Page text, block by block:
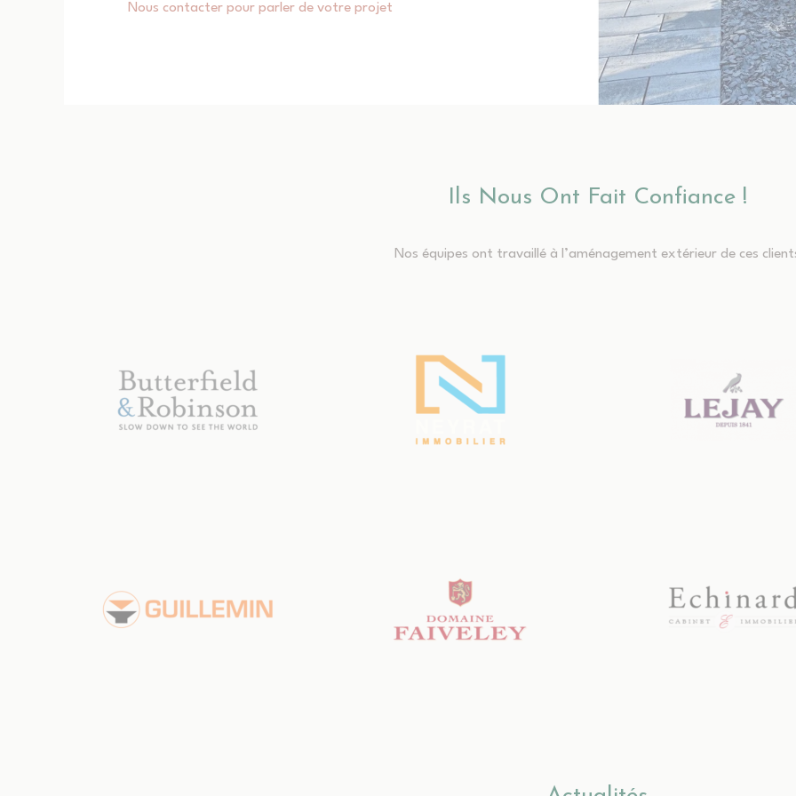
Nous contacter pour parler de votre projet
Ils Nous Ont Fait Confiance !
Nos équipes ont travaillé à l’aménagement extérieur de ces